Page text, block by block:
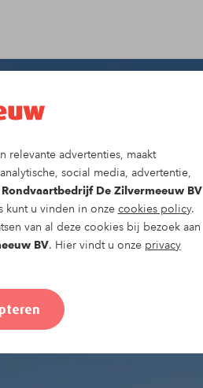
relevante advertenties, maakt
social media, advertentie,
Rondvaartbedrijf De Zilvermeeuw BV
kunt u vinden in onze cookies policy.
van al deze cookies bij bezoek aan
BV. Hier vindt u onze privacy